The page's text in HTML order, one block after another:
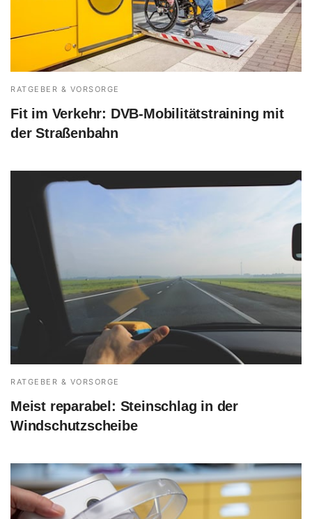
RATGEBER & VORSORGE
Fit im Verkehr: DVB-Mobilitätstraining mit
der Straßenbahn
RATGEBER & VORSORGE
Meist reparabel: Steinschlag in der
Windschutzscheibe